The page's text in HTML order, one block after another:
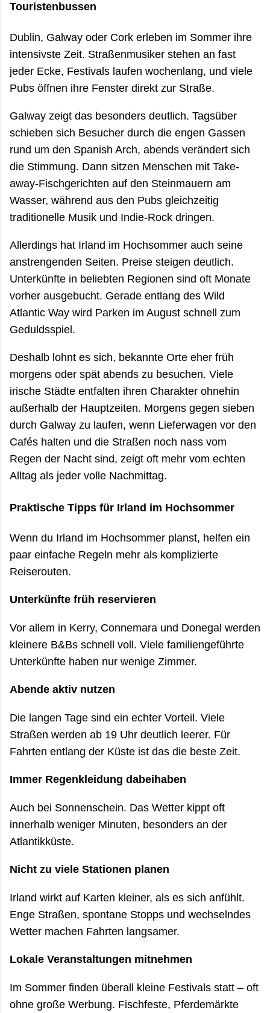
Touristenbussen
Dublin, Galway oder Cork erleben im Sommer ihre
intensivste Zeit. Straßenmusiker stehen an fast
jeder Ecke, Festivals laufen wochenlang, und viele
Pubs öffnen ihre Fenster direkt zur Straße.
Galway zeigt das besonders deutlich. Tagsüber
schieben sich Besucher durch die engen Gassen
rund um den Spanish Arch, abends verändert sich
die Stimmung. Dann sitzen Menschen mit Take-
away-Fischgerichten auf den Steinmauern am
Wasser, während aus den Pubs gleichzeitig
traditionelle Musik und Indie-Rock dringen.
Allerdings hat Irland im Hochsommer auch seine
anstrengenden Seiten. Preise steigen deutlich.
Unterkünfte in beliebten Regionen sind oft Monate
vorher ausgebucht. Gerade entlang des Wild
Atlantic Way wird Parken im August schnell zum
Geduldsspiel.
Deshalb lohnt es sich, bekannte Orte eher früh
morgens oder spät abends zu besuchen. Viele
irische Städte entfalten ihren Charakter ohnehin
außerhalb der Hauptzeiten. Morgens gegen sieben
durch Galway zu laufen, wenn Lieferwagen vor den
Cafés halten und die Straßen noch nass vom
Regen der Nacht sind, zeigt oft mehr vom echten
Alltag als jeder volle Nachmittag.
Praktische Tipps für Irland im Hochsommer
Wenn du Irland im Hochsommer planst, helfen ein
paar einfache Regeln mehr als komplizierte
Reiserouten.
Unterkünfte früh reservieren
Vor allem in Kerry, Connemara und Donegal werden
kleinere B&Bs schnell voll. Viele familiengeführte
Unterkünfte haben nur wenige Zimmer.
Abende aktiv nutzen
Die langen Tage sind ein echter Vorteil. Viele
Straßen werden ab 19 Uhr deutlich leerer. Für
Fahrten entlang der Küste ist das die beste Zeit.
Immer Regenkleidung dabeihaben
Auch bei Sonnenschein. Das Wetter kippt oft
innerhalb weniger Minuten, besonders an der
Atlantikküste.
Nicht zu viele Stationen planen
Irland wirkt auf Karten kleiner, als es sich anfühlt.
Enge Straßen, spontane Stopps und wechselndes
Wetter machen Fahrten langsamer.
Lokale Veranstaltungen mitnehmen
Im Sommer finden überall kleine Festivals statt – oft
ohne große Werbung. Fischfeste, Pferdemärkte